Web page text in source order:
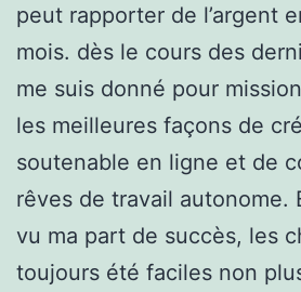
peut rapporter de l’argent
mois. dès le cours des
me suis donné pour
les meilleures façons de
soutenable en ligne et de
rêves de travail autonome.
vu ma part de succès, les
toujours été faciles non